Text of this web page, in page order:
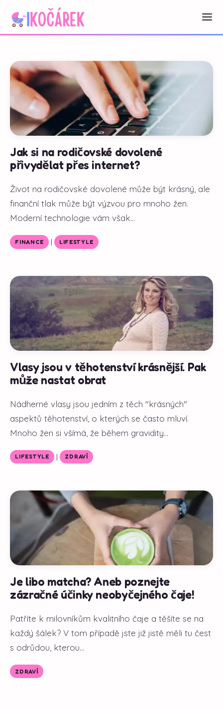
Jak si na rodičovské dovolené
přivydělat přes internet?
Život na rodičovské dovolené může být krásný, ale
finanční tlak může být výzvou pro mnoho žen.
Moderní technologie vám však...
FINANCE | LIFESTYLE
Vlasy jsou v těhotenství krásnější. Pak
může nastat obrat
Nádherné vlasy jsou jedním z těch "krásných"
aspektů těhotenství, o kterých se často mluví.
Mnoho žen si všímá, že během gravidity...
LIFESTYLE | ZDRAVÍ
Je libo matcha? Aneb poznejte
zázračné účinky neobyčejného čaje!
Patříte k milovníkům kvalitního čaje a těšíte se na
každý šálek? V tom případě jste již jistě měli tu čest
s odrůdou, kterou...
ZDRAVÍ